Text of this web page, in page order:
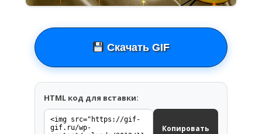
Скачать GIF
HTML код для вставки:
Копировать